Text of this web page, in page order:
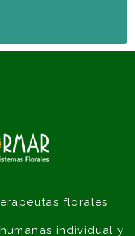
florales
individual y